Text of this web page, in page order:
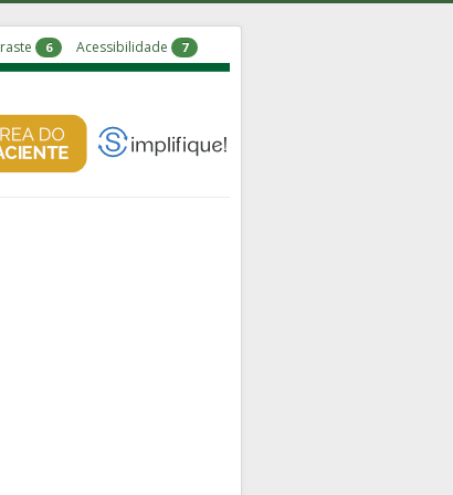
6 Acessibilidade 7